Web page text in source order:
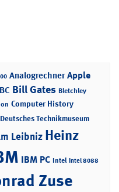
Analogrechner Apple
Bill Gates Bletchley
Computer History
Deutsches Technikmuseum
Leibniz Heinz
IBM PC Intel Intel 8088
Zuse